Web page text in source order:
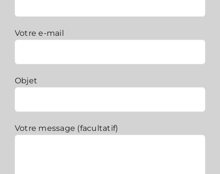
Votre e-mail
Objet
Votre message (facultatif)